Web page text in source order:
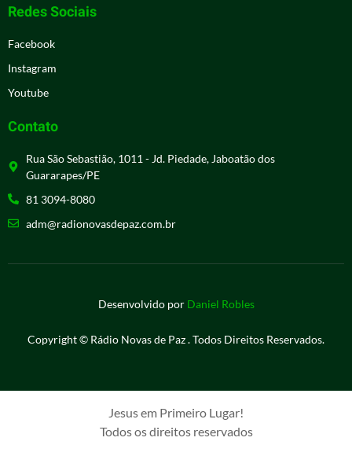
Redes Sociais
Facebook
Instagram
Youtube
Contato
Rua São Sebastião, 1011 - Jd. Piedade, Jaboatão dos
Guararapes/PE
81 3094-8080
adm@radionovasdepaz.com.br
Desenvolvido por Daniel Robles
Copyright © Rádio Novas de Paz . Todos Direitos Reservados.
Jesus em Primeiro Lugar!
Todos os direitos reservados